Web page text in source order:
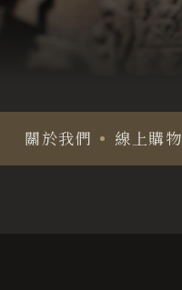
關於我們 線上購物